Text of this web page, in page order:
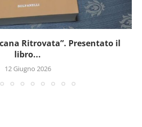
Ritrovata”. Presentato il
libro...
12 Giugno 2026